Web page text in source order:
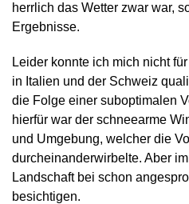
herrlich das Wetter zwar war,
Ergebnisse.
Leider konnte ich mich nicht
in Italien und der Schweiz
die Folge einer suboptimalen
hierfür war der schneearme
und Umgebung, welcher die
durcheinanderwirbelte. Aber
Landschaft bei schon
besichtigen.